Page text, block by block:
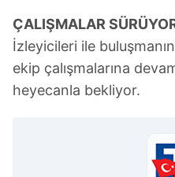
ÇALIŞMALAR
İzleyicileri ile
ekip çalışmalarına
heyecanla bekliyor.